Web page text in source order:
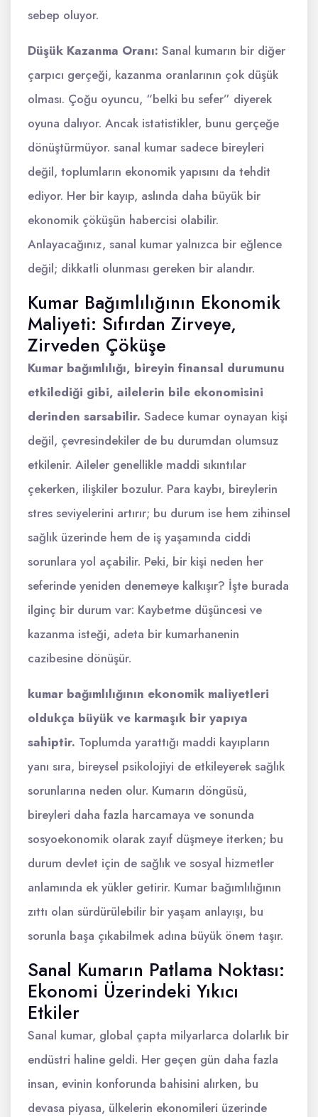
sebep oluyor.
Düşük Kazanma Oranı: Sanal kumarın bir diğer
çarpıcı gerçeği, kazanma oranlarının çok düşük
olması. Çoğu oyuncu, “belki bu sefer” diyerek
oyuna dalıyor. Ancak istatistikler, bunu gerçeğe
dönüştürmüyor. sanal kumar sadece bireyleri
değil, toplumların ekonomik yapısını da tehdit
ediyor. Her bir kayıp, aslında daha büyük bir
ekonomik çöküşün habercisi olabilir.
Anlayacağınız, sanal kumar yalnızca bir eğlence
değil; dikkatli olunması gereken bir alandır.
Kumar Bağımlılığının Ekonomik
Maliyeti: Sıfırdan Zirveye,
Zirveden Çöküşe
Kumar bağımlılığı, bireyin finansal durumunu
etkilediği gibi, ailelerin bile ekonomisini
derinden sarsabilir. Sadece kumar oynayan kişi
değil, çevresindekiler de bu durumdan olumsuz
etkilenir. Aileler genellikle maddi sıkıntılar
çekerken, ilişkiler bozulur. Para kaybı, bireylerin
stres seviyelerini artırır; bu durum ise hem zihinsel
sağlık üzerinde hem de iş yaşamında ciddi
sorunlara yol açabilir. Peki, bir kişi neden her
seferinde yeniden denemeye kalkışır? İşte burada
ilginç bir durum var: Kaybetme düşüncesi ve
kazanma isteği, adeta bir kumarhanenin
cazibesine dönüşür.
kumar bağımlılığının ekonomik maliyetleri
oldukça büyük ve karmaşık bir yapıya
sahiptir. Toplumda yarattığı maddi kayıpların
yanı sıra, bireysel psikolojiyi de etkileyerek sağlık
sorunlarına neden olur. Kumarın döngüsü,
bireyleri daha fazla harcamaya ve sonunda
sosyoekonomik olarak zayıf düşmeye iterken; bu
durum devlet için de sağlık ve sosyal hizmetler
anlamında ek yükler getirir. Kumar bağımlılığının
zıttı olan sürdürülebilir bir yaşam anlayışı, bu
sorunla başa çıkabilmek adına büyük önem taşır.
Sanal Kumarın Patlama Noktası:
Ekonomi Üzerindeki Yıkıcı
Etkiler
Sanal kumar, global çapta milyarlarca dolarlık bir
endüstri haline geldi. Her geçen gün daha fazla
insan, evinin konforunda bahisini alırken, bu
devasa piyasa, ülkelerin ekonomileri üzerinde